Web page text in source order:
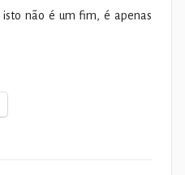
não é um fim, é apenas